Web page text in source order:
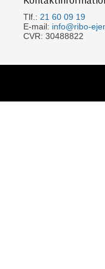
Tlf.: 21 60 09 19
E-mail: info@ribo-
CVR: 30488822​